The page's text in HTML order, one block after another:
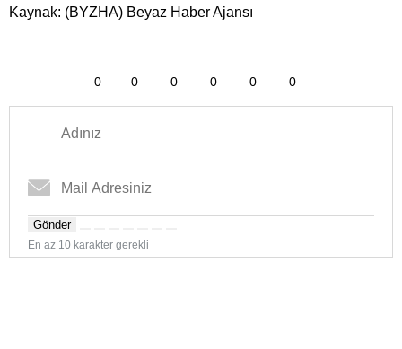
Kaynak: (BYZHA) Beyaz Haber Ajansı
0 0 0 0 0 0
Gönder
En az 10 karakter gerekli